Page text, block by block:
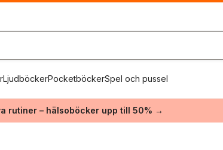
LjudböckerPocketböckerSpel och pussel
rutiner – hälsoböcker upp till 50% →